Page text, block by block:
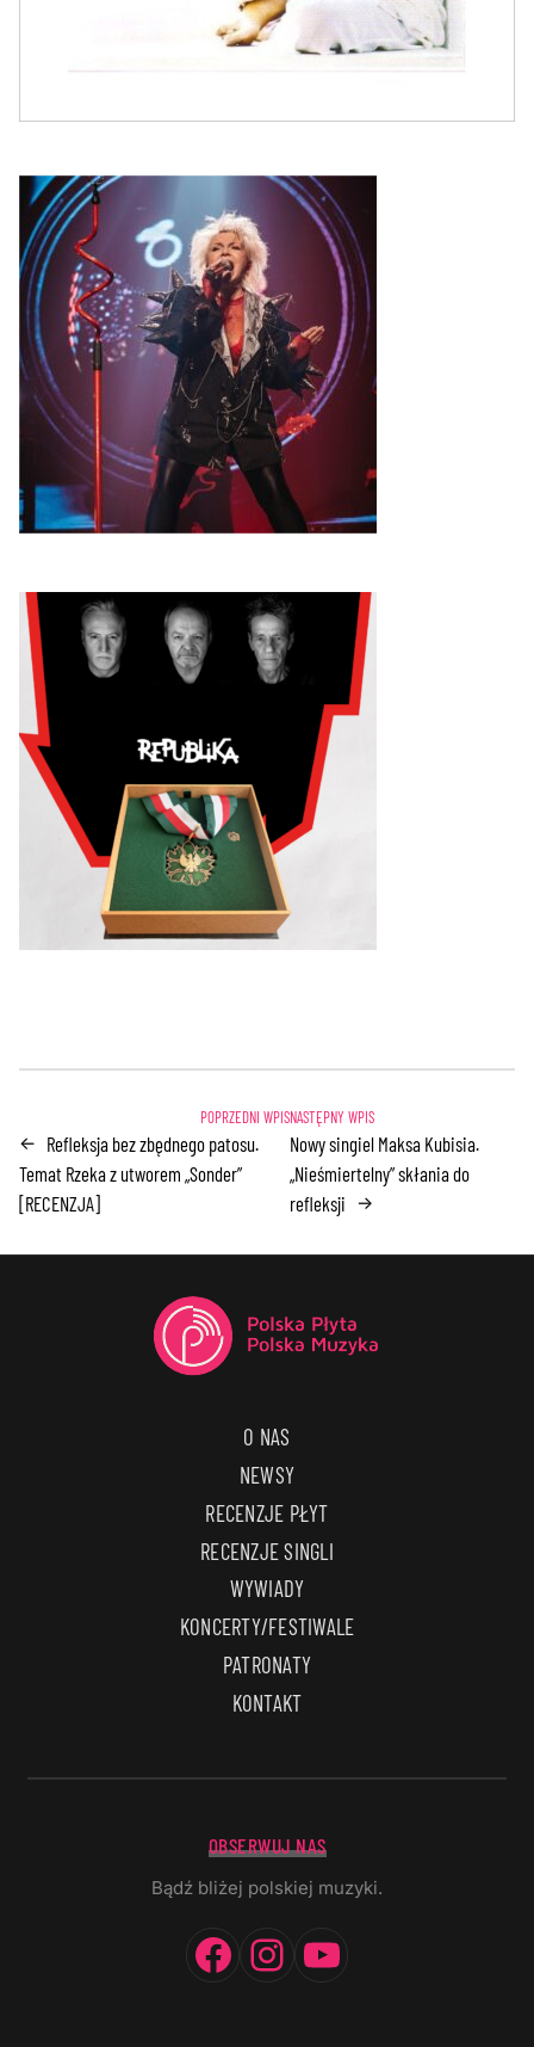
← Refleksja bez zbędnego patosu.
Temat Rzeka z utworem „Sonder”
[RECENZJA]
Nowy singiel Maksa Kubisia.
„Nieśmiertelny” skłania do
refleksji →
O NAS
NEWSY
RECENZJE PŁYT
RECENZJE SINGLI
WYWIADY
KONCERTY/FESTIWALE
PATRONATY
KONTAKT
OBSERWUJ NAS
Bądź bliżej polskiej muzyki.
Facebook
Instagram